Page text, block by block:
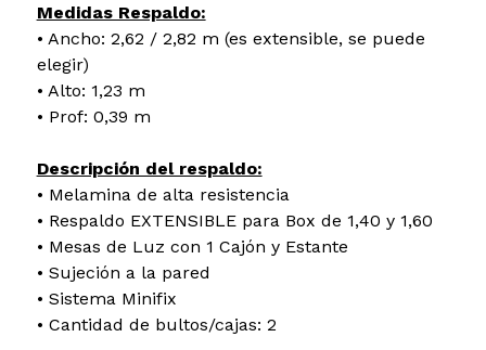
Medidas Respaldo:
• Ancho: 2,62 / 2,82 m (es extensible, se puede
elegir)
• Alto: 1,23 m
• Prof: 0,39 m
Descripción del respaldo:
• Melamina de alta resistencia
• Respaldo EXTENSIBLE para Box de 1,40 y 1,60
• Mesas de Luz con 1 Cajón y Estante
• Sujeción a la pared
• Sistema Minifix
• Cantidad de bultos/cajas: 2